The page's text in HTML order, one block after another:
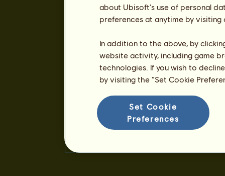
about Ubisoft's use of personal
preferences at anytime by
In addition to the above, by
website activity, including game
technologies. If you wish to
by visiting the “Set Cookie
Set Cookie
Preferences